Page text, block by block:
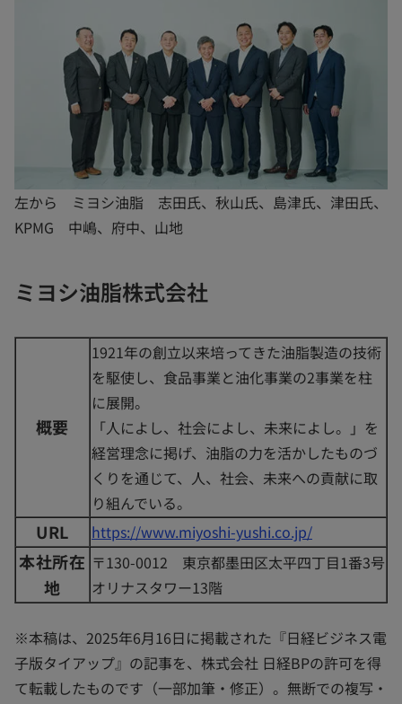
左から ミヨシ油脂 志田氏、秋山氏、島津氏、津田氏、
KPMG 中嶋、府中、山地
ミヨシ油脂株式会社
概要
1921年の創立以来培ってきた油脂製造の技術
を駆使し、食品事業と油化事業の2事業を柱
に展開。
「人によし、社会によし、未来によし。」を
経営理念に掲げ、油脂の力を活かしたものづ
くりを通じて、人、社会、未来への貢献に取
り組んでいる。
URL https://www.miyoshi-yushi.co.jp/
本社所在
地
〒130-0012 東京都墨田区太平四丁目1番3号
オリナスタワー13階
※本稿は、2025年6月16日に掲載された『日経ビジネス電
子版タイアップ』の記事を、株式会社 日経BPの許可を得
て転載したものです（一部加筆・修正）。無断での複写・